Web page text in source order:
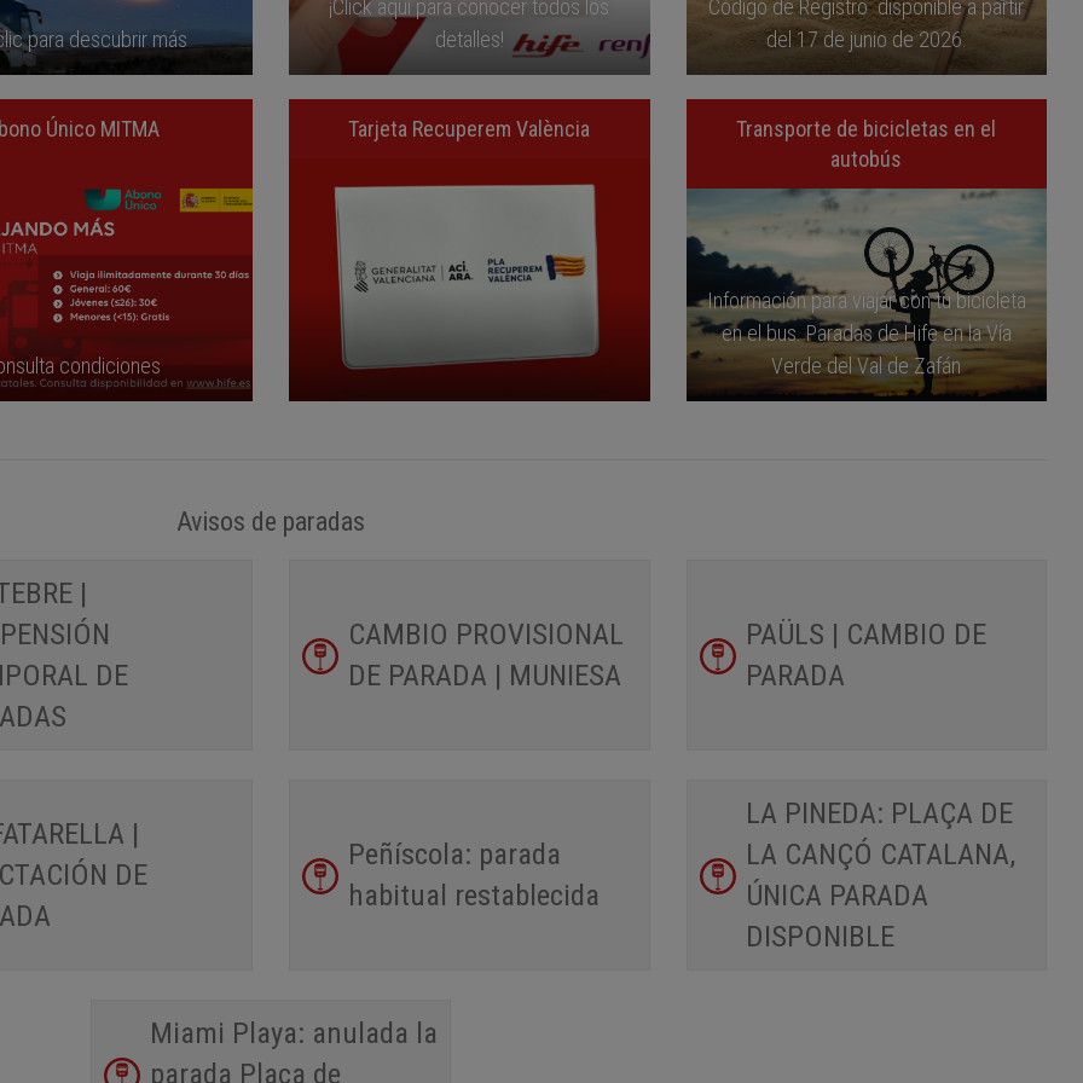
para descubrir más
¡Click aquí para conocer todos los
detalles!
Código de Registro disponible a partir
del 17 de junio de 2026.
Único MITMA
condiciones
Tarjeta Recuperem València
Transporte de bicicletas en el
autobús
Información para viajar con tu bicicleta
en el bus. Paradas de Hife en la Vía
Verde del Val de Zafán
Avisos de paradas
|
DE
CAMBIO PROVISIONAL
DE PARADA | MUNIESA
PAÜLS | CAMBIO DE
PARADA
|
DE
Peñíscola: parada
habitual restablecida
LA PINEDA: PLAÇA DE
LA CANÇÓ CATALANA,
ÚNICA PARADA
DISPONIBLE
Miami Playa: anulada la
parada Plaça de